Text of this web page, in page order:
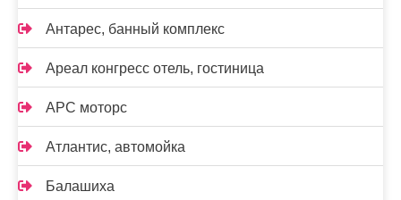
Антарес, банный комплекс
Ареал конгресс отель, гостиница
АРС моторс
Атлантис, автомойка
Балашиха